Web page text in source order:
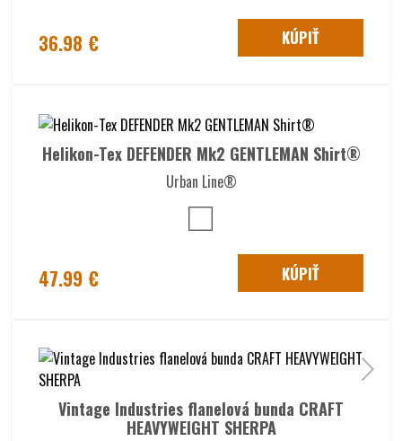
36.98 € KÚPIŤ
Helikon-Tex DEFENDER Mk2 GENTLEMAN Shirt®
Urban Line®
47.99 € KÚPIŤ
Vintage Industries flanelová bunda CRAFT
HEAVYWEIGHT SHERPA